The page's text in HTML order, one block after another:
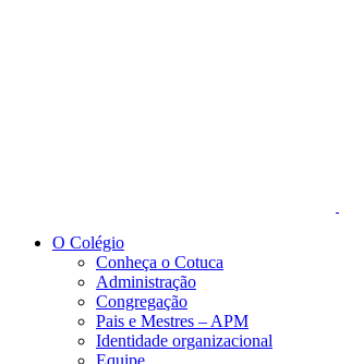
O Colégio
Conheça o Cotuca
Administração
Congregação
Pais e Mestres – APM
Identidade organizacional
Equipe